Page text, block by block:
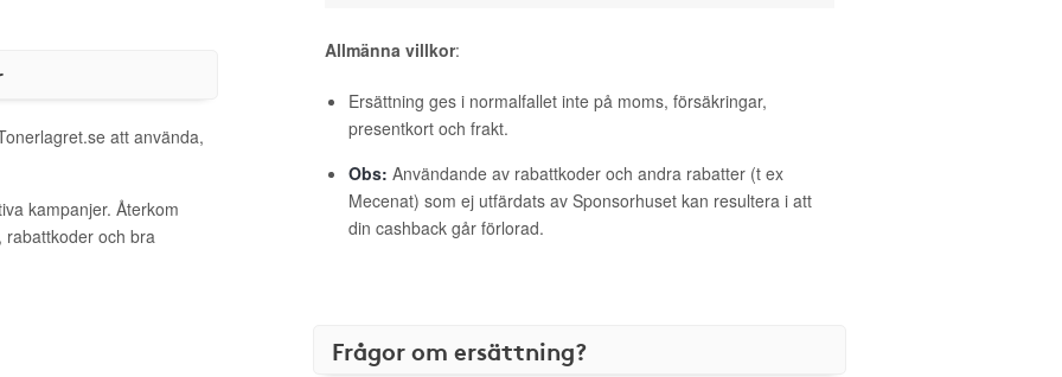
att använda,
kampanjer. Återkom
rabattkoder och bra
Allmänna villkor:
Ersättning ges i normalfallet inte på moms, försäkringar,
presentkort och frakt.
Obs: Användande av rabattkoder och andra rabatter (t ex
Mecenat) som ej utfärdats av Sponsorhuset kan resultera i att
din cashback går förlorad.
Frågor om ersättning?